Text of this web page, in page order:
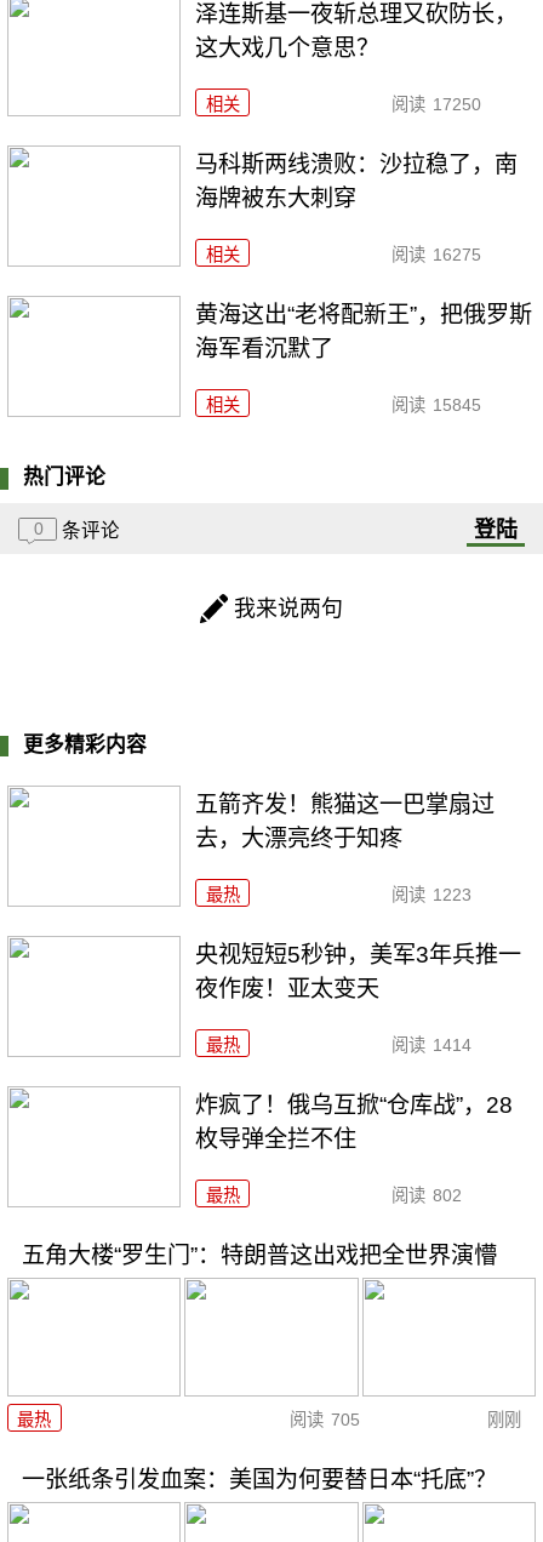
泽连斯基一夜斩总理又砍防长，
这大戏几个意思？
相关 阅读 17250
马科斯两线溃败：沙拉稳了，南
海牌被东大刺穿
相关 阅读 16275
黄海这出“老将配新王”，把俄罗斯
海军看沉默了
相关 阅读 15845
热门评论
0 条评论 登陆
我来说两句
更多精彩内容
五箭齐发！熊猫这一巴掌扇过
去，大漂亮终于知疼
最热 阅读 1223
央视短短5秒钟，美军3年兵推一
夜作废！亚太变天
最热 阅读 1414
炸疯了！俄乌互掀“仓库战”，28
枚导弹全拦不住
最热 阅读 802
五角大楼“罗生门”：特朗普这出戏把全世界演懵
最热 阅读 705 刚刚
一张纸条引发血案：美国为何要替日本“托底”？